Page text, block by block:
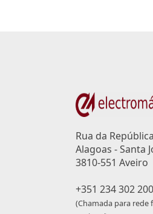
Rua da
Alagoas - Santa
3810-551 Aveiro
+351 234 302 200
(Chamada para rede